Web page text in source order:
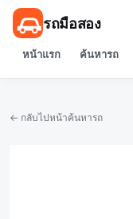
รถมือสอง
หน้าแรก ค้นหารถ
← กลับไปหน้าค้นหารถ